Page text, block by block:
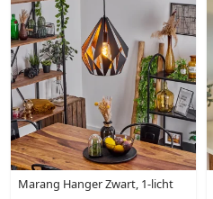
Marang Hanger Zwart, 1-licht